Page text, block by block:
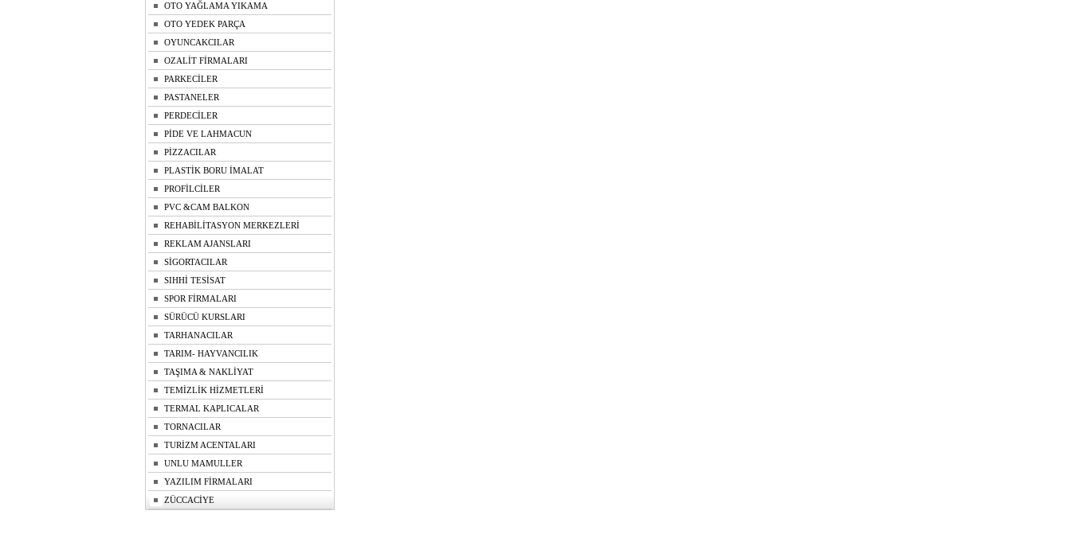
OTO YAĞLAMA YIKAMA
OTO YEDEK PARÇA
OYUNCAKCILAR
OZALİT FİRMALARI
PARKECİLER
PASTANELER
PERDECİLER
PİDE VE LAHMACUN
PİZZACILAR
PLASTİK BORU İMALAT
PROFİLCİLER
PVC &CAM BALKON
REHABİLİTASYON MERKEZLERİ
REKLAM AJANSLARI
SİGORTACILAR
SIHHİ TESİSAT
SPOR FİRMALARI
SÜRÜCÜ KURSLARI
TARHANACILAR
TARIM- HAYVANCILIK
TAŞIMA & NAKLİYAT
TEMİZLİK HİZMETLERİ
TERMAL KAPLICALAR
TORNACILAR
TURİZM ACENTALARI
UNLU MAMULLER
YAZILIM FİRMALARI
ZÜCCACİYE